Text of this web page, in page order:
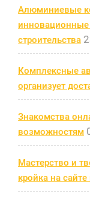
Алюминиевые
строительства
Комплексные
организует
Знакомства
возможностям
Мастерство и
кройка на